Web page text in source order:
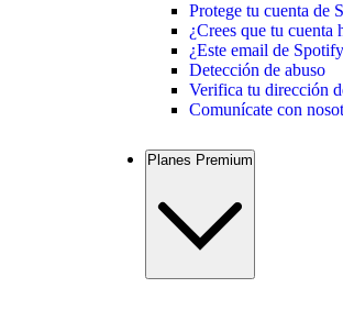
Protege tu cuenta de
¿Crees que tu cuenta
¿Este email de
Detección de abuso
Verifica tu dirección
Comunícate con
Planes Premium